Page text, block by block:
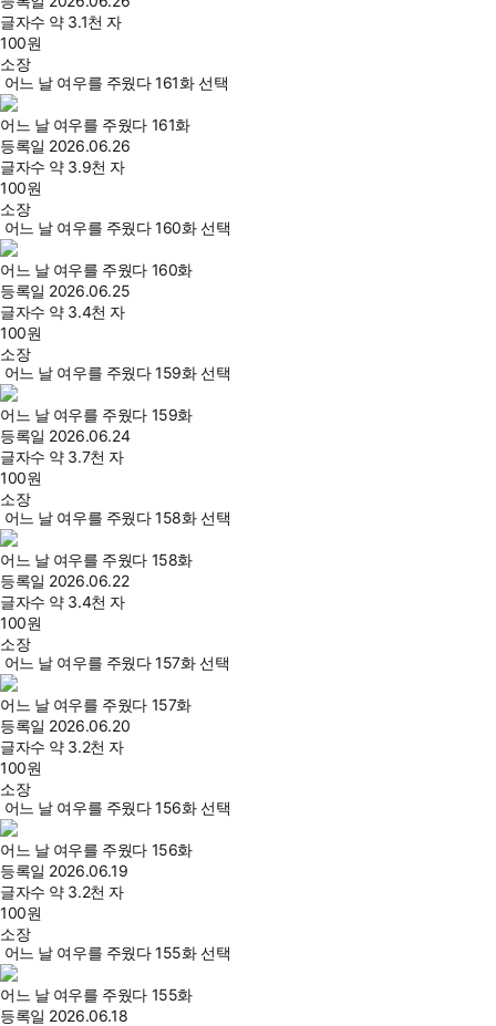
글자수 약 3.1천 자
100원
소장
어느 날 여우를 주웠다 161화 선택
어느 날 여우를 주웠다 161화
등록일 2026.06.26
글자수 약 3.9천 자
100원
소장
어느 날 여우를 주웠다 160화 선택
어느 날 여우를 주웠다 160화
등록일 2026.06.25
글자수 약 3.4천 자
100원
소장
어느 날 여우를 주웠다 159화 선택
어느 날 여우를 주웠다 159화
등록일 2026.06.24
글자수 약 3.7천 자
100원
소장
어느 날 여우를 주웠다 158화 선택
어느 날 여우를 주웠다 158화
등록일 2026.06.22
글자수 약 3.4천 자
100원
소장
어느 날 여우를 주웠다 157화 선택
어느 날 여우를 주웠다 157화
등록일 2026.06.20
글자수 약 3.2천 자
100원
소장
어느 날 여우를 주웠다 156화 선택
어느 날 여우를 주웠다 156화
등록일 2026.06.19
글자수 약 3.2천 자
100원
소장
어느 날 여우를 주웠다 155화 선택
어느 날 여우를 주웠다 155화
등록일 2026.06.18